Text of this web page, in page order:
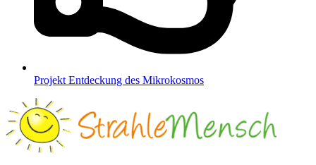
Pro­jekt Ent­de­ckung des Mikrokosmos